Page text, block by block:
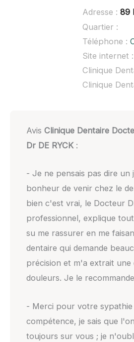
Adresse : 89
Quartier :
Téléphone :
Site internet :
Avis Clinique Dentaire
Dr DE RYCK:
- Je ne pensais pas dire un
bonheur de venir chez le
bien c'est vrai, le Docteur
professionnel, explique
su me rassurer en me
dentaire qui demande
précision et m'a extrait une
douleurs. Je le
- Merci pour votre
compétence, je sais que
toujours sur vous ; je